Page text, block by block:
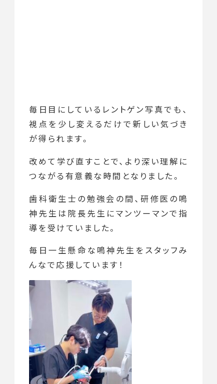
毎日目にしているレントゲン写真でも、
視点を少し変えるだけで新しい気づき
が得られます。
改めて学び直すことで、より深い理解に
つながる有意義な時間となりました。
歯科衛生士の勉強会の間、研修医の鳴
神先生は院長先生にマンツーマンで指
導を受けていました。
毎日一生懸命な鳴神先生をスタッフみ
んなで応援しています！